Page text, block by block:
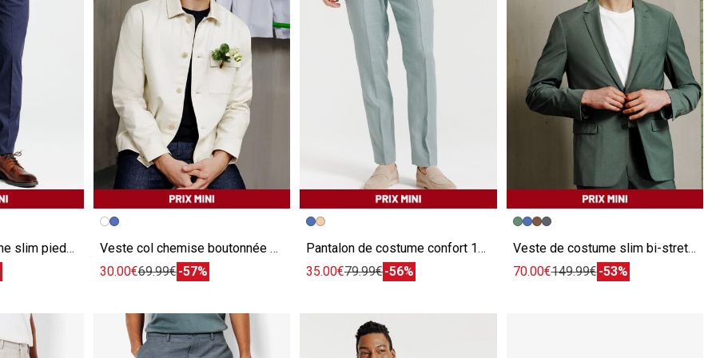
Pantalon de costume slim pied de puce
Image précédente
Image suivante
Veste col chemise boutonnée mi-saison
30.00€69.99€-57%
Image précédente
Image suivante
Pantalon de costume confort 100% lin
35.00€79.99€-56%
Image précédente
Image suivante
Veste de costume slim bi-stretch
70.00€149.99€-53%